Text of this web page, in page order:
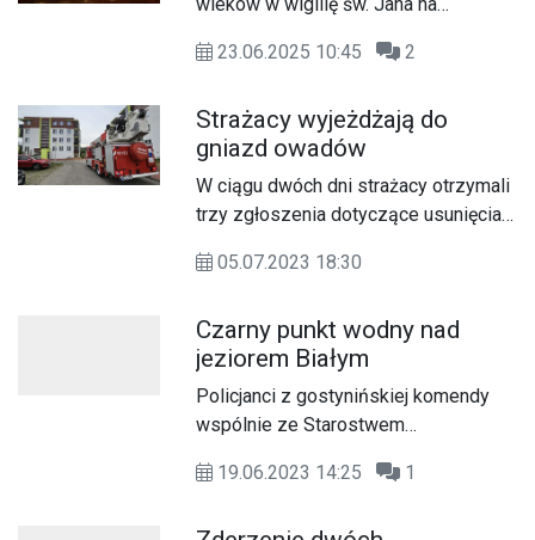
wielkie ogniska zwane Sobótkami.
wielkim świętem powitania lata,
obchodzonym w porze letniego
przesilenia słońca, w najkrótszą noc
w roku, z 23 na 24 czerwca i
najdłuższy dzień, 24 czerwca. Ogień
był ważnym symbolem i atrybutem
ubrane na biało dziewczęta,
przepasane bylicą, czarodziejskim
zielem o niezwykłej mocy i śpiewały
pieśni miłosne. Noc świętojańska była
porą zalotów. Najważniejszym
obrzędem, który zachował się do
23.06.2025 10:45 2
Strażacy wyjeżdżają do
gniazd owadów
W ciągu dwóch dni strażacy otrzymali
trzy zgłoszenia dotyczące usunięcia
05.07.2023 18:30
Czarny punkt wodny nad
jeziorem Białym
Policjanci z gostynińskiej komendy
wspólnie ze Starostwem
reprezentowała Maria Wróblewska
19.06.2023 14:25 1